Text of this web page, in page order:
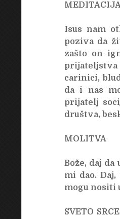
Isus nam
poziva da
zašto on
prijateljstva
carinici,
da i nas
prijatelj
društva,
MOLITVA
Bože, daj
mi dao.
mogu nositi
SVETO